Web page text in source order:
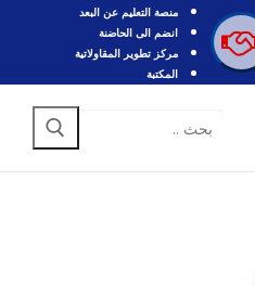
منصة التعليم عن البعد
انضم الى الحاضنة
مركز تطوير المقاولاتية
المكتبة